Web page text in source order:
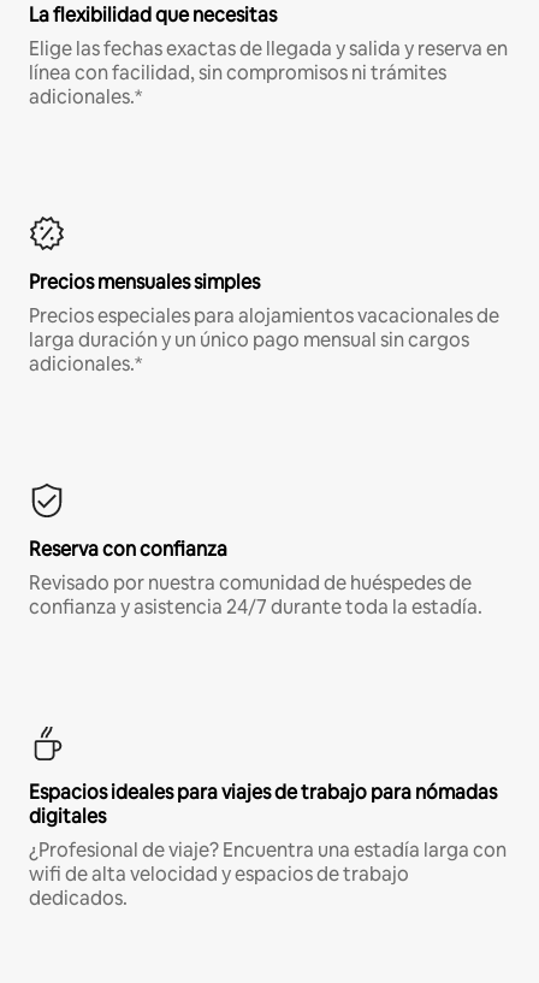
La flexibilidad que necesitas
Elige las fechas exactas de llegada y salida y reserva en
línea con facilidad, sin compromisos ni trámites
adicionales.*
Precios mensuales simples
Precios especiales para alojamientos vacacionales de
larga duración y un único pago mensual sin cargos
adicionales.*
Reserva con confianza
Revisado por nuestra comunidad de huéspedes de
confianza y asistencia 24/7 durante toda la estadía.
Espacios ideales para viajes de trabajo para nómadas
digitales
¿Profesional de viaje? Encuentra una estadía larga con
wifi de alta velocidad y espacios de trabajo
dedicados.